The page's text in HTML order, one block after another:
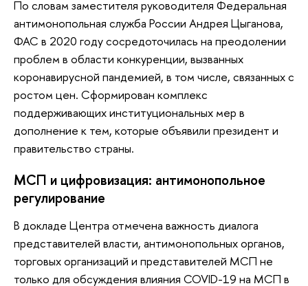
По словам заместителя руководителя Федеральная
антимонопольная служба России Андрея Цыганова,
ФАС в 2020 году сосредоточилась на преодолении
проблем в области конкуренции, вызванных
коронавирусной пандемией, в том числе, связанных с
ростом цен. Сформирован комплекс
поддерживающих институциональных мер в
дополнение к тем, которые объявили президент и
правительство страны.
МСП и цифровизация: антимонопольное
регулирование
В докладе Центра отмечена важность диалога
представителей власти, антимонопольных органов,
торговых организаций и представителей МСП не
только для обсуждения влияния COVID-19 на МСП в